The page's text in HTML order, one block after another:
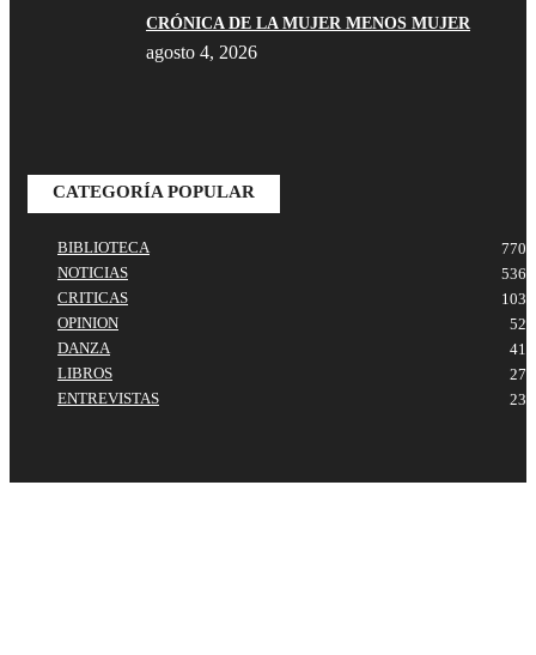
CRÓNICA DE LA MUJER MENOS MUJER
agosto 4, 2026
CATEGORÍA POPULAR
BIBLIOTECA
770
NOTICIAS
536
CRITICAS
103
OPINION
52
DANZA
41
LIBROS
27
ENTREVISTAS
23